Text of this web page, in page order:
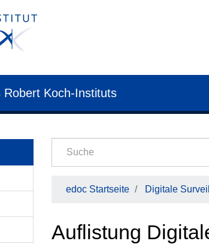
Robert Koch-Instituts
edoc Startseite Digitale
Auflistung